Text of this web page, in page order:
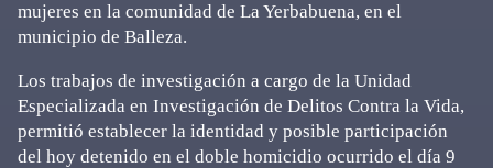
mujeres en la comunidad de La Yerbabuena, en el
municipio de Balleza.
Los trabajos de investigación a cargo de la Unidad
Especializada en Investigación de Delitos Contra la Vida,
permitió establecer la identidad y posible participación
del hoy detenido en el doble homicidio ocurrido el día 9